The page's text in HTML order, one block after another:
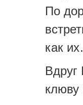
По
как
Вдруг
клюву